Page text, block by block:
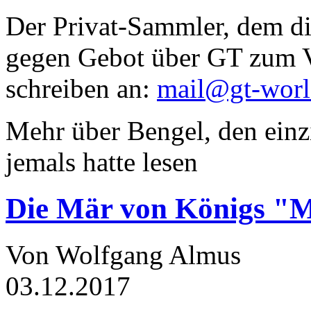
Der Privat-Sammler, dem
gegen Gebot über GT zum
schreiben an: mail@gt-
Mehr über Bengel, den
jemals hatte lesen
Die Mär von Königs
Von Wolfgang Almus
03.12.2017